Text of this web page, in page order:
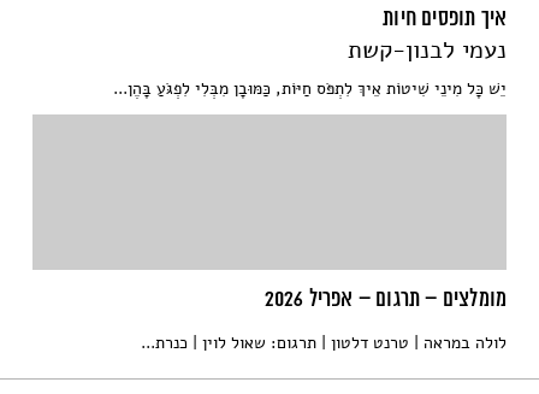
איך תופסים חיות
נעמי לבנון-קשת
יֵשׁ כָּל מִינֵי שִׁיטוֹת אֵיךְ לִתְפֹּס חַיּוֹת, כַּמּוּבָן מִבְּלִי לִפְגֹּעַ בָּהֶן...
מומלצים – תרגום – אפריל 2026
לולה במראה | טרנט דלטון | תרגום: שאול לוין | כנרת...